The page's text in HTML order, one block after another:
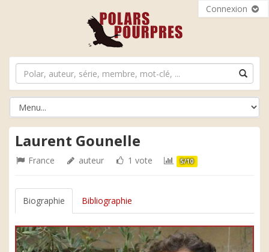
Connexion
Laurent Gounelle
France auteur 1 vote 5/10
Biographie Bibliographie